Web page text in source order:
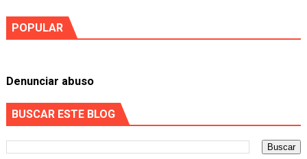
POPULAR
Denunciar abuso
BUSCAR ESTE BLOG